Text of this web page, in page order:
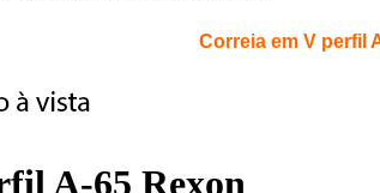
Correia em V perfil
A-65 Rexon